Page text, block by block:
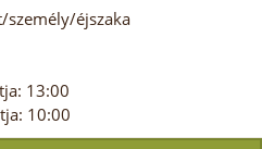
személy/éjszaka
13:00
10:00